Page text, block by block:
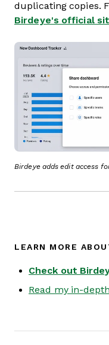
Birdeye adds edit access
duplicating copies.
Birdeye's official
LEARN MORE
Check out
Read my in-